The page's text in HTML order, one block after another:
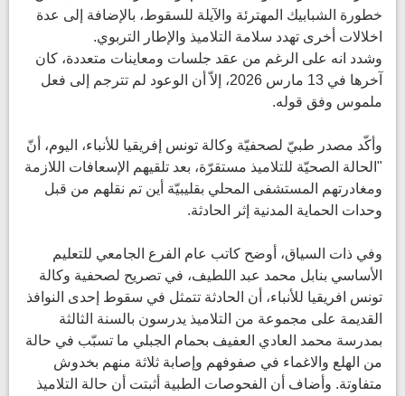
خطورة الشبابيك المهترئة والآيلة للسقوط، بالإضافة إلى عدة
اخلالات أخرى تهدد سلامة التلاميذ والإطار التربوي.
وشدد انه على الرغم من عقد جلسات ومعاينات متعددة، كان
آخرها في 13 مارس 2026، إلاّ أن الوعود لم تترجم إلى فعل
ملموس وفق قوله.
وأكّد مصدر طبيّ لصحفيّة وكالة تونس إفريقيا للأنباء، اليوم، أنّ
"الحالة الصحيّة للتلاميذ مستقرّة، بعد تلقيهم الإسعافات اللازمة
ومغادرتهم المستشفى المحلي بقليبيّة أين تم نقلهم من قبل
وحدات الحماية المدنية إثر الحادثة.
وفي ذات السياق، أوضح كاتب عام الفرع الجامعي للتعليم
الأساسي بنابل محمد عبد اللطيف، في تصريح لصحفية وكالة
تونس افريقيا للأنباء، أن الحادثة تتمثل في سقوط إحدى النوافذ
القديمة على مجموعة من التلاميذ يدرسون بالسنة الثالثة
بمدرسة محمد العادي العفيف بحمام الجبلي ما تسبّب في حالة
من الهلع والاغماء في صفوفهم وإصابة ثلاثة منهم بخدوش
متفاوتة. وأضاف أن الفحوصات الطبية أثبتت أن حالة التلاميذ